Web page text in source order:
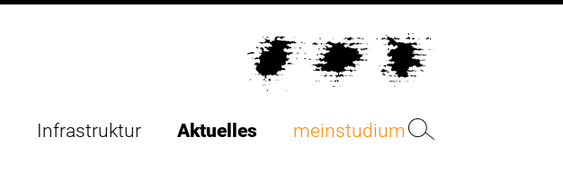
Infrastruktur Aktuelles meinstudium